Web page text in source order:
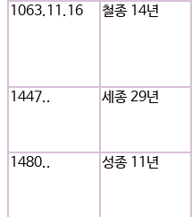
1063.11.16 철종 14년
1447.. 세종 29년
1480.. 성종 11년